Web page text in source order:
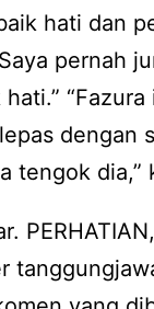
hati dan
pernah
dengan
tengok dia,”